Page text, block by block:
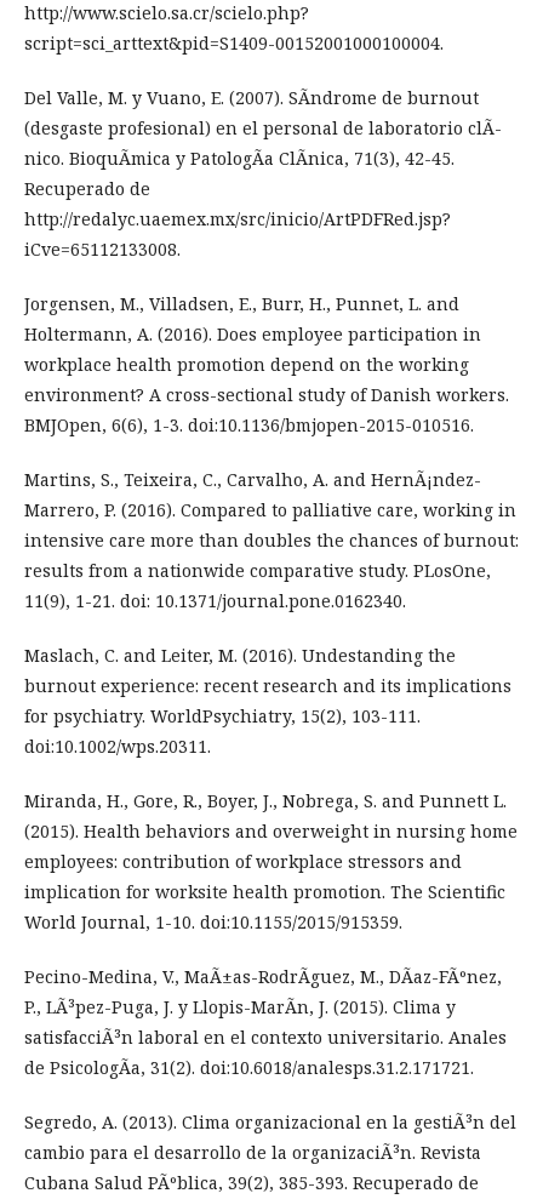
http://www.scielo.sa.cr/scielo.php?
script=sci_arttext&pid=S1409-00152001000100004.
Del Valle, M. y Vuano, E. (2007). SÃ­ndrome de burnout
(desgaste profesional) en el personal de laboratorio clÃ­
nico. BioquÃ­mica y PatologÃ­a ClÃ­nica, 71(3), 42-45.
Recuperado de
http://redalyc.uaemex.mx/src/inicio/ArtPDFRed.jsp?
iCve=65112133008.
Jorgensen, M., Villadsen, E., Burr, H., Punnet, L. and
Holtermann, A. (2016). Does employee participation in
workplace health promotion depend on the working
environment? A cross-sectional study of Danish workers.
BMJOpen, 6(6), 1-3. doi:10.1136/bmjopen-2015-010516.
Martins, S., Teixeira, C., Carvalho, A. and HernÃ¡ndez-
Marrero, P. (2016). Compared to palliative care, working in
intensive care more than doubles the chances of burnout:
results from a nationwide comparative study. PLosOne,
11(9), 1-21. doi: 10.1371/journal.pone.0162340.
Maslach, C. and Leiter, M. (2016). Undestanding the
burnout experience: recent research and its implications
for psychiatry. WorldPsychiatry, 15(2), 103-111.
doi:10.1002/wps.20311.
Miranda, H., Gore, R., Boyer, J., Nobrega, S. and Punnett L.
(2015). Health behaviors and overweight in nursing home
employees: contribution of workplace stressors and
implication for worksite health promotion. The Scientific
World Journal, 1-10. doi:10.1155/2015/915359.
Pecino-Medina, V., MaÃ±as-RodrÃ­guez, M., DÃ­az-FÃºnez,
P., LÃ³pez-Puga, J. y Llopis-MarÃ­n, J. (2015). Clima y
satisfacciÃ³n laboral en el contexto universitario. Anales
de PsicologÃ­a, 31(2). doi:10.6018/analesps.31.2.171721.
Segredo, A. (2013). Clima organizacional en la gestiÃ³n del
cambio para el desarrollo de la organizaciÃ³n. Revista
Cubana Salud PÃºblica, 39(2), 385-393. Recuperado de